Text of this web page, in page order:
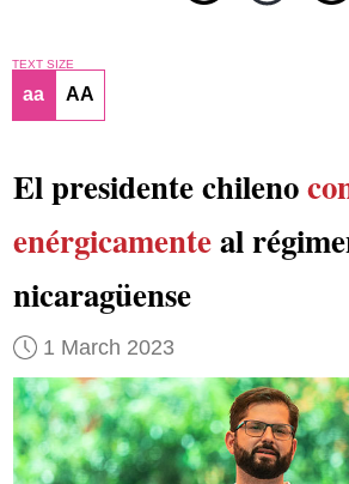
TEXT SIZE
aa AA
El presidente chileno
enérgicamenteal
nicaragüense
1 March 2023